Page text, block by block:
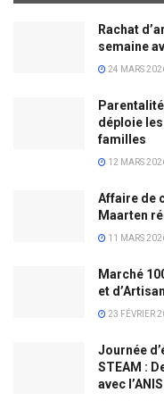
Rachat
semaine
24 MARS
déploie
familles
12 MARS
Affaire de
Maarten
11 MARS
Marché
et
23 FÉVRIER
Journée
STEAM :
avec l’ANIS